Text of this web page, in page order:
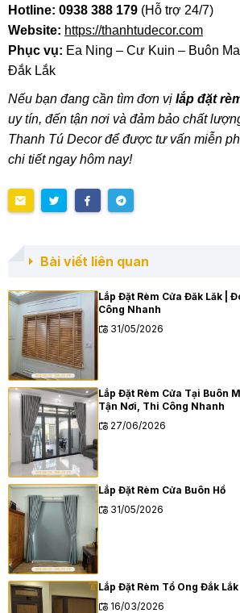
Hotline: 0938 388 179 (Hỗ trợ 24/7)
Website: https://thanhtudecor.com
Phục vụ: Ea Ning – Cư Kuin – Buôn
Đắk Lắk
Nếu bạn đang cần tìm đơn vị lắp đặt
uy tín, đến tận nơi và đảm bảo chất
Thanh Tú Decor để được tư vấn miễn
chi tiết ngay hôm nay!
Bài viết liên quan
Lắp Đặt Rèm Cửa Đăk Lăk |
Công Nhanh
31/05/2026
Lắp Đặt Rèm Cửa Tại Buôn
Tận Nơi, Thi Công Nhanh
27/06/2026
Lắp Đặt Rèm Cửa Buôn Hồ
31/05/2026
Lắp Đặt Rèm Tổ Ong Đắk Lắk
16/03/2026